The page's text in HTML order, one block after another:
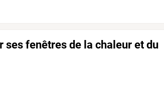
ses fenêtres de la chaleur et du